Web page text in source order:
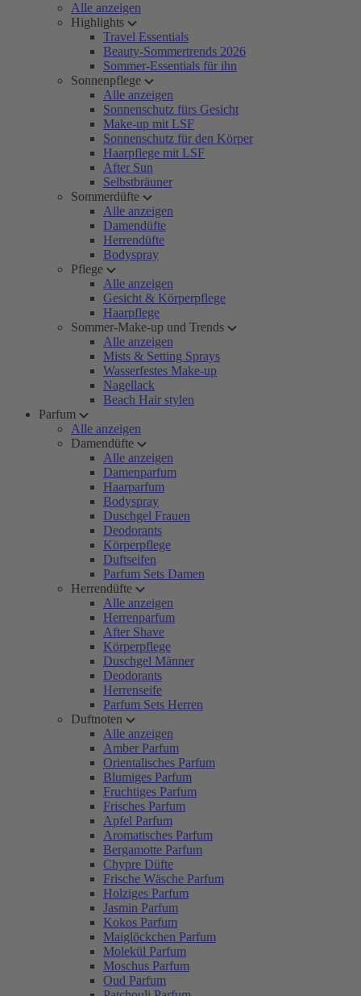
Alle anzeigen
Highlights
Travel Essentials
Beauty-Sommertrends 2026
Sommer-Essentials für ihn
Sonnenpflege
Alle anzeigen
Sonnenschutz fürs Gesicht
Make-up mit LSF
Sonnenschutz für den Körper
Haarpflege mit LSF
After Sun
Selbstbräuner
Sommerdüfte
Alle anzeigen
Damendüfte
Herrendüfte
Bodyspray
Pflege
Alle anzeigen
Gesicht & Körperpflege
Haarpflege
Sommer-Make-up und Trends
Alle anzeigen
Mists & Setting Sprays
Wasserfestes Make-up
Nagellack
Beach Hair stylen
Parfum
Alle anzeigen
Damendüfte
Alle anzeigen
Damenparfum
Haarparfum
Bodyspray
Duschgel Frauen
Deodorants
Körperpflege
Duftseifen
Parfum Sets Damen
Herrendüfte
Alle anzeigen
Herrenparfum
After Shave
Körperpflege
Duschgel Männer
Deodorants
Herrenseife
Parfum Sets Herren
Duftnoten
Alle anzeigen
Amber Parfum
Orientalisches Parfum
Blumiges Parfum
Fruchtiges Parfum
Frisches Parfum
Apfel Parfum
Aromatisches Parfum
Bergamotte Parfum
Chypre Düfte
Frische Wäsche Parfum
Holziges Parfum
Jasmin Parfum
Kokos Parfum
Maiglöckchen Parfum
Molekül Parfum
Moschus Parfum
Oud Parfum